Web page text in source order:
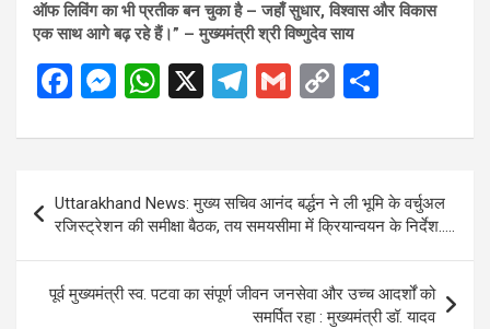
ऑफ लिविंग का भी प्रतीक बन चुका है – जहाँ सुधार, विश्वास और विकास
एक साथ आगे बढ़ रहे हैं।” – मुख्यमंत्री श्री विष्णुदेव साय
F
ce
o
o
k
M
se
g
er
W
at
A
p
p
X
T
e
a
m
G
ail
C
py
Li
n
k
ar
e
navigation
Uttarakhand News: मुख्य सचिव आनंद बर्द्धन ने ली भूमि के वर्चुअल
रजिस्ट्रेशन की समीक्षा बैठक, तय समयसीमा में क्रियान्वयन के निर्देश…..
पूर्व मुख्यमंत्री स्व. पटवा का संपूर्ण जीवन जनसेवा और उच्च आदर्शों को
समर्पित रहा : मुख्यमंत्री डॉ. यादव